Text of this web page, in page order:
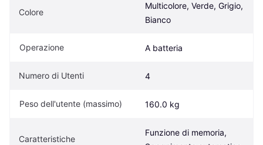
Colore
Multicolore, Verde, Grigio,
Bianco
Operazione A batteria
Numero di Utenti 4
Peso dell'utente (massimo) 160.0 kg
Caratteristiche
Funzione di memoria,